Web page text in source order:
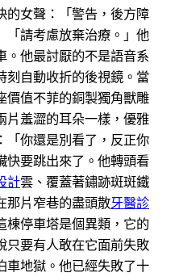
的女聲：「警告，後方障
「請考慮放棄治療。」他
。他最討厭的不是語音系
刻自動收折的後視鏡。當
價值不菲的銅製獨角獸雕
片羞澀的耳朵一樣，優雅
「你還是別看了，反正你
快要跳出來了。他轉頭看
計雲、覆蓋著鏽跡斑斑鐵
那片窄巷的盡頭散牙醫診
棟停車塔是個異類，它的
只要有人敢在它面前失敗
車地獄。他已經失敗了十